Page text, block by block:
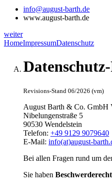
info@august-barth.de
www.august-barth.de
weiter
HomeImpressumDatenschutz
Revisions-Stand 06/2026 (vm)
August Barth & Co. GmbH
Nibelungenstraße 5
90530 Wendelstein
Telefon: +49 9129 9079640
E-Mail: info(at)august-
Bei allen Fragen rund um
Sie haben Beschwerderecht